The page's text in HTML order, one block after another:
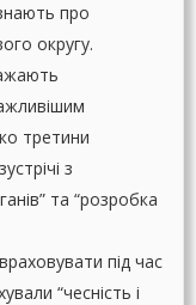
про
округу.
третини
з
та “розробка
під час
“чесність і